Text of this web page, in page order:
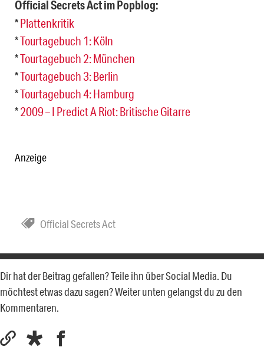
Official Secrets Act im Popblog:
*Plattenkritik
*Tourtagebuch 1: Köln
*Tourtagebuch 2: München
*Tourtagebuch 3: Berlin
*Tourtagebuch 4: Hamburg
*2009 – I Predict A Riot: Britische Gitarre
Anzeige
Official Secrets Act
Dir hat der Beitrag gefallen? Teile ihn über Social Media. Du
möchtest etwas dazu sagen? Weiter unten gelangst du zu den
Kommentaren.